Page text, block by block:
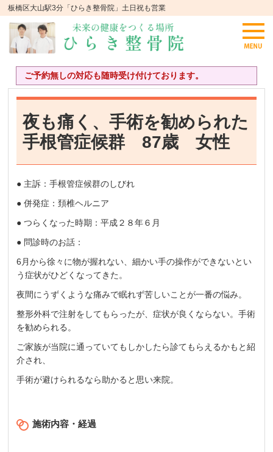
板橋区大山駅3分「ひらき整骨院」土日祝も営業
ご予約無しの対応も随時受け付けております。
夜も痛く、手術を勧められた
手根管症候群 87歳 女性
● 主訴：手根管症候群のしびれ
● 併発症：頚椎ヘルニア
● つらくなった時期：平成２８年６月
● 問診時のお話：
6月から徐々に物が握れない、細かい手の操作ができないとい
う症状がひどくなってきた。
夜間にうずくような痛みで眠れず苦しいことが一番の悩み。
整形外科で注射をしてもらったが、症状が良くならない。手術
を勧められる。
ご家族が当院に通っていてもしかしたら診てもらえるかもと紹
介され、
手術が避けられるなら助かると思い来院。
施術内容・経過